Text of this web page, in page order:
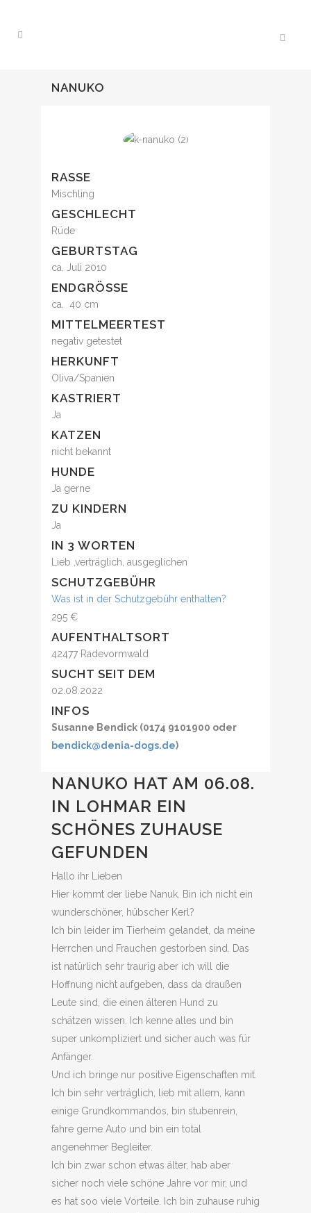
NANUKO
RASSE
Mischling
GESCHLECHT
Rüde
GEBURTSTAG
ca. Juli 2010
ENDGRÖSSE
ca. 40 cm
MITTELMEERTEST
negativ getestet
HERKUNFT
Oliva/Spanien
KASTRIERT
Ja
KATZEN
nicht bekannt
HUNDE
Ja gerne
ZU KINDERN
Ja
IN 3 WORTEN
Lieb ,verträglich, ausgeglichen
SCHUTZGEBÜHR
Was ist in der Schutzgebühr enthalten?
295 €
AUFENTHALTSORT
42477 Radevormwald
SUCHT SEIT DEM
02.08.2022
INFOS
Susanne Bendick (0174 9101900 oder
bendick@denia-dogs.de)
NANUKO HAT AM 06.08.
IN LOHMAR EIN
SCHÖNES ZUHAUSE
GEFUNDEN
Hallo ihr Lieben
Hier kommt der liebe Nanuk. Bin ich nicht ein
wunderschöner, hübscher Kerl?
Ich bin leider im Tierheim gelandet, da meine
Herrchen und Frauchen gestorben sind. Das
ist natürlich sehr traurig aber ich will die
Hoffnung nicht aufgeben, dass da draußen
Leute sind, die einen älteren Hund zu
schätzen wissen. Ich kenne alles und bin
super unkompliziert und sicher auch was für
Anfänger.
Und ich bringe nur positive Eigenschaften mit.
Ich bin sehr verträglich, lieb mit allem, kann
einige Grundkommandos, bin stubenrein,
fahre gerne Auto und bin ein total
angenehmer Begleiter.
Ich bin zwar schon etwas älter, hab aber
sicher noch viele schöne Jahre vor mir, und
es hat soo viele Vorteile. Ich bin zuhause ruhig